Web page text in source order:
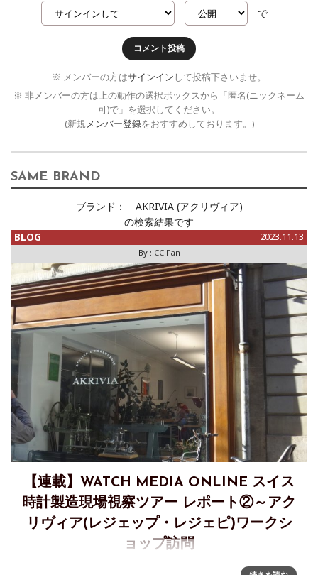
で
コメント投稿
※ メンバーの方はサインイン して投稿下さいませ。
※ 非メンバーの方は上の動作の選択ボックスから「匿名(ニックネーム
可)で」を選択してください。
(新規メンバー登録をおすすめしております。)
SAME BRAND
ブランド：
AKRIVIA (アクリヴィア)
の検索結果です
BLOG 2023.11.13
By : CC Fan
【連載】WATCH MEDIA ONLINE スイス
時計製造現場視察ツアー レポート②～アク
リヴィア(レジェップ・レジェピ)ワークシ
ョップ訪問
WATCH MEDIA ONLINE主催の海外工房を巡るツアーのレポ